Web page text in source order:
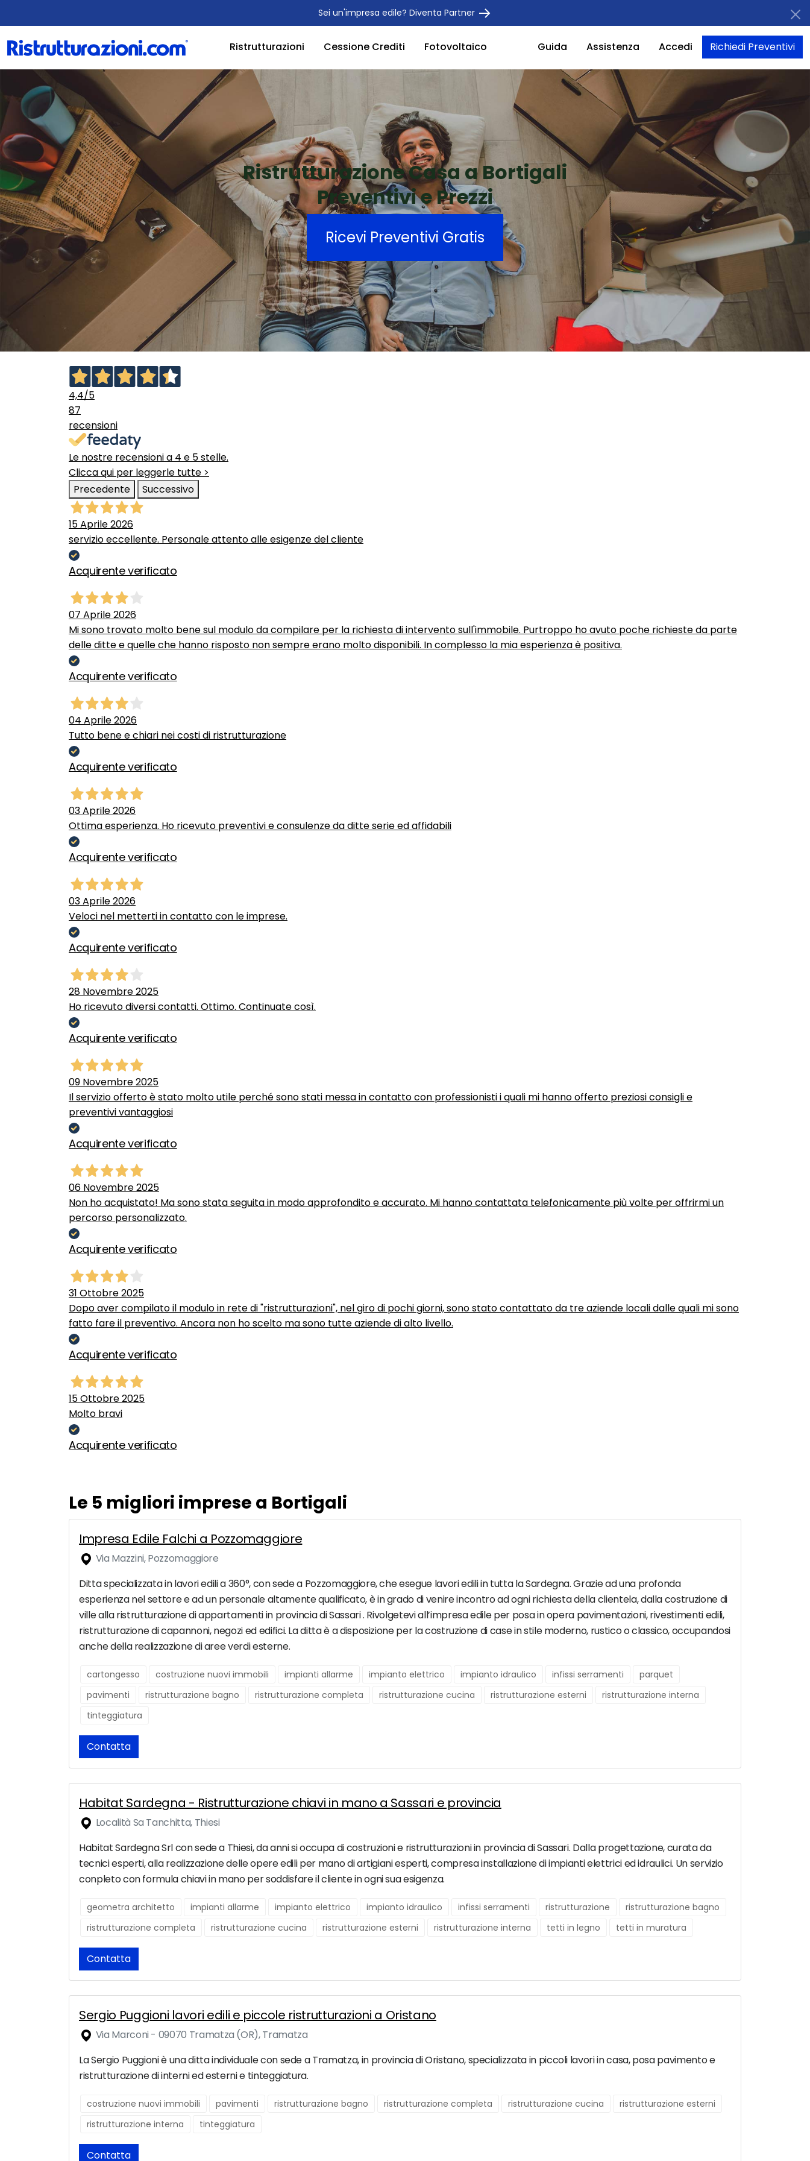
Sei un'impresa edile? Diventa Partner
Ristrutturazioni Cessione Crediti Fotovoltaico Guida Assistenza Accedi Richiedi Preventivi
Ristrutturazione Casa a Bortigali
Preventivi e Prezzi
Ricevi Preventivi Gratis
4,4/5
87
recensioni
Le nostre recensioni a 4 e 5 stelle.
Clicca qui per leggerle tutte >
Precedente
Successivo
15 Aprile 2026
servizio eccellente. Personale attento alle esigenze del cliente
Acquirente verificato
07 Aprile 2026
Mi sono trovato molto bene sul modulo da compilare per la richiesta di intervento sull'immobile. Purtroppo ho avuto poche richieste da parte
delle ditte e quelle che hanno risposto non sempre erano molto disponibili. In complesso la mia esperienza è positiva.
Acquirente verificato
04 Aprile 2026
Tutto bene e chiari nei costi di ristrutturazione
Acquirente verificato
03 Aprile 2026
Ottima esperienza. Ho ricevuto preventivi e consulenze da ditte serie ed affidabili
Acquirente verificato
03 Aprile 2026
Veloci nel metterti in contatto con le imprese.
Acquirente verificato
28 Novembre 2025
Ho ricevuto diversi contatti. Ottimo. Continuate così.
Acquirente verificato
09 Novembre 2025
Il servizio offerto è stato molto utile perché sono stati messa in contatto con professionisti i quali mi hanno offerto preziosi consigli e
preventivi vantaggiosi
Acquirente verificato
06 Novembre 2025
Non ho acquistato! Ma sono stata seguita in modo approfondito e accurato. Mi hanno contattata telefonicamente più volte per offrirmi un
percorso personalizzato.
Acquirente verificato
31 Ottobre 2025
Dopo aver compilato il modulo in rete di "ristrutturazioni", nel giro di pochi giorni, sono stato contattato da tre aziende locali dalle quali mi sono
fatto fare il preventivo. Ancora non ho scelto ma sono tutte aziende di alto livello.
Acquirente verificato
15 Ottobre 2025
Molto bravi
Acquirente verificato
Le 5 migliori imprese a Bortigali
Impresa Edile Falchi a Pozzomaggiore
Via Mazzini, Pozzomaggiore
Ditta specializzata in lavori edili a 360°, con sede a Pozzomaggiore, che esegue lavori edili in tutta la Sardegna. Grazie ad una profonda
esperienza nel settore e ad un personale altamente qualificato, è in grado di venire incontro ad ogni richiesta della clientela, dalla costruzione di
ville alla ristrutturazione di appartamenti in provincia di Sassari . Rivolgetevi all’impresa edile per posa in opera pavimentazioni, rivestimenti edili,
ristrutturazione di capannoni, negozi ed edifici. La ditta è a disposizione per la costruzione di case in stile moderno, rustico o classico, occupandosi
anche della realizzazione di aree verdi esterne.
cartongesso costruzione nuovi immobili impianti allarme impianto elettrico impianto idraulico infissi serramenti
parquet
pavimenti
ristrutturazione bagno ristrutturazione completa ristrutturazione cucina ristrutturazione esterni
ristrutturazione interna
tinteggiatura
Contatta
Habitat Sardegna - Ristrutturazione chiavi in mano a Sassari e provincia
Località Sa Tanchitta, Thiesi
Habitat Sardegna Srl con sede a Thiesi, da anni si occupa di costruzioni e ristrutturazioni in provincia di Sassari. Dalla progettazione, curata da
tecnici esperti, alla realizzazione delle opere edili per mano di artigiani esperti, compresa installazione di impianti elettrici ed idraulici. Un servizio
conpleto con formula chiavi in mano per soddisfare il cliente in ogni sua esigenza.
geometra architetto impianti allarme impianto elettrico impianto idraulico infissi serramenti ristrutturazione
ristrutturazione bagno
ristrutturazione completa
ristrutturazione cucina ristrutturazione esterni ristrutturazione interna tetti in legno tetti in muratura
Contatta
Sergio Puggioni lavori edili e piccole ristrutturazioni a Oristano
Via Marconi - 09070 Tramatza (OR), Tramatza
La Sergio Puggioni è una ditta individuale con sede a Tramatza, in provincia di Oristano, specializzata in piccoli lavori in casa, posa pavimento e
ristrutturazione di interni ed esterni e tinteggiatura.
costruzione nuovi immobili pavimenti ristrutturazione bagno ristrutturazione completa ristrutturazione cucina
ristrutturazione esterni
ristrutturazione interna
tinteggiatura
Contatta